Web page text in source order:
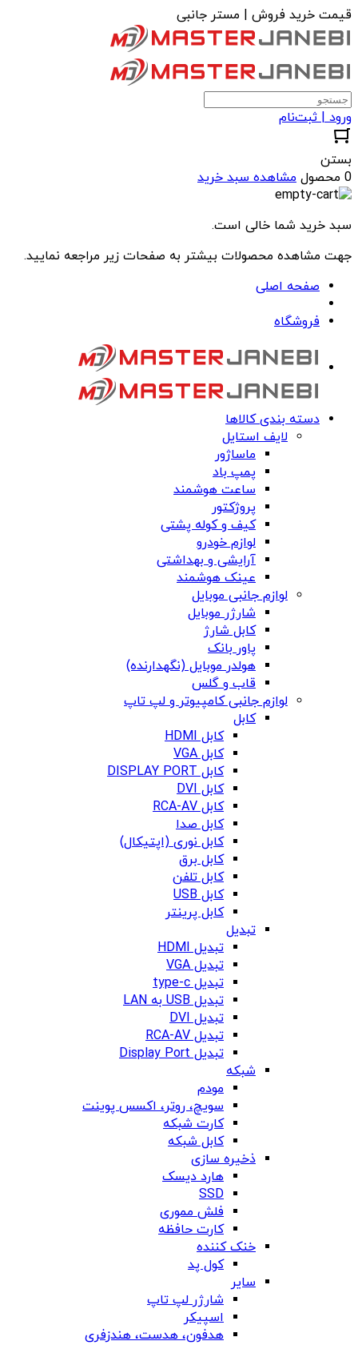
قیمت خرید فروش | مستر جانبی
ورود | ثبت‌نام
بستن
0 محصول
مشاهده سبد خرید
سبد خرید شما خالی است.
جهت مشاهده محصولات بیشتر به صفحات زیر مراجعه نمایید.
صفحه اصلی
فروشگاه
دسته بندی کالاها
لایف استایل
ماساژور
پمپ باد
ساعت هوشمند
پروژکتور
کیف و کوله پشتی
لوازم خودرو
آرایشی و بهداشتی
عینک هوشمند
لوازم جانبی موبایل
شارژر موبایل
کابل شارژ
پاور بانک
هولدر موبایل (نگهدارنده)
قاب و گلس
لوازم جانبی کامپیوتر و لپ تاپ
کابل
کابل HDMI
کابل VGA
کابل DISPLAY PORT
کابل DVI
کابل RCA-AV
کابل صدا
کابل نوری (اپتیکال)
کابل برق
کابل تلفن
کابل USB
کابل پرینتر
تبدیل
تبدیل HDMI
تبدیل VGA
تبدیل type-c
تبدیل USB به LAN
تبدیل DVI
تبدیل RCA-AV
تبدیل Display Port
شبکه
مودم
سویچ، روتر، اکسس پوینت
کارت شبکه
کابل شبکه
ذخیره سازی
هارد دیسک
SSD
فلش مموری
کارت حافظه
خنک کننده
کول پد
سایر
شارژر لپ تاپ
اسپیکر
هدفون، هدست، هندزفری